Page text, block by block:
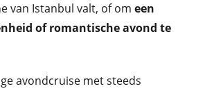
van Istanbul valt, of omeen
of romantische avond te
avondcruise met steeds